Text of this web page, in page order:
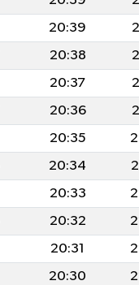
20:39
20:38
20:37
20:36
20:35
20:34
20:33
20:32
20:31
20:30